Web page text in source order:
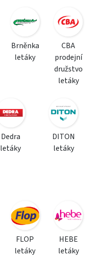
Brněnka
letáky
CBA
prodejní
družstvo
letáky
Dedra
letáky
DITON
letáky
FLOP
letáky
HEBE
letáky